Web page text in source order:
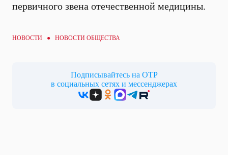
первичного звена отечественной медицины.
НОВОСТИ ● НОВОСТИ ОБЩЕСТВА
Подписывайтесь на ОТР
в социальных сетях и мессенджерах